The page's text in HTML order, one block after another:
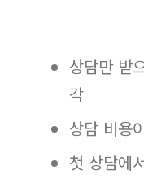
상담만 받
각
상담 비용
첫 상담에